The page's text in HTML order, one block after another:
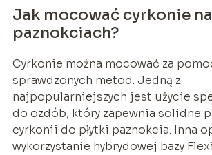
Jak mocować cyrkonie na
paznokciach?
Cyrkonie można mocować za
sprawdzonych metod. Jedną z
najpopularniejszych jest użycie
do ozdób, który zapewnia solidne
cyrkonii do płytki paznokcia. Inna
wykorzystanie hybrydowej bazy